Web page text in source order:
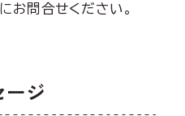
お問合せください。
ジ